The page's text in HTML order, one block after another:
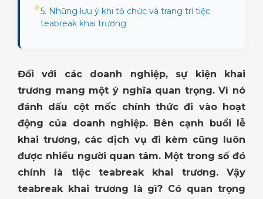
5. Những lưu ý khi tổ chức và trang trí tiệc
teabreak khai trương
Đối với các doanh nghiệp, sự kiện khai
trương mang một ý nghĩa quan trọng. Vì nó
đánh dấu cột mốc chính thức đi vào hoạt
động của doanh nghiệp. Bên cạnh buổi lễ
khai trương, các dịch vụ đi kèm cũng luôn
được nhiều người quan tâm. Một trong số đó
chính là tiệc teabreak khai trương. Vậy
teabreak khai trương là gì? Có quan trọng